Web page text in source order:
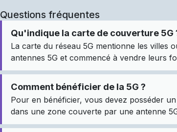
Questions fréquentes
Qu'indique la carte de couverture 5G
La carte du réseau 5G mentionne les villes
antennes 5G et commencé à vendre leurs
Comment bénéficier de la 5G ?
Pour en bénéficier, vous devez posséder
dans une zone couverte par une antenne